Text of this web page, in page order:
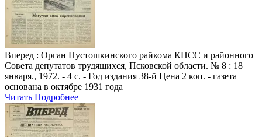
Вперед : Орган Пустошкинского райкома КПСС и районного
Совета депутатов трудящихся, Псковской области. № 8 : 18
января., 1972. - 4 с. - Год издания 38-й Цена 2 коп. - газета
основана в октябре 1931 года
Читать Подробнее